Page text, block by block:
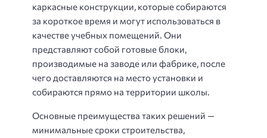
каркасные конструкции, которые собираются
за короткое время и могут использоваться в
качестве учебных помещений. Они
представляют собой готовые блоки,
производимые на заводе или фабрике, после
чего доставляются на место установки и
собираются прямо на территории школы.
Основные преимущества таких решений —
минимальные сроки строительства,